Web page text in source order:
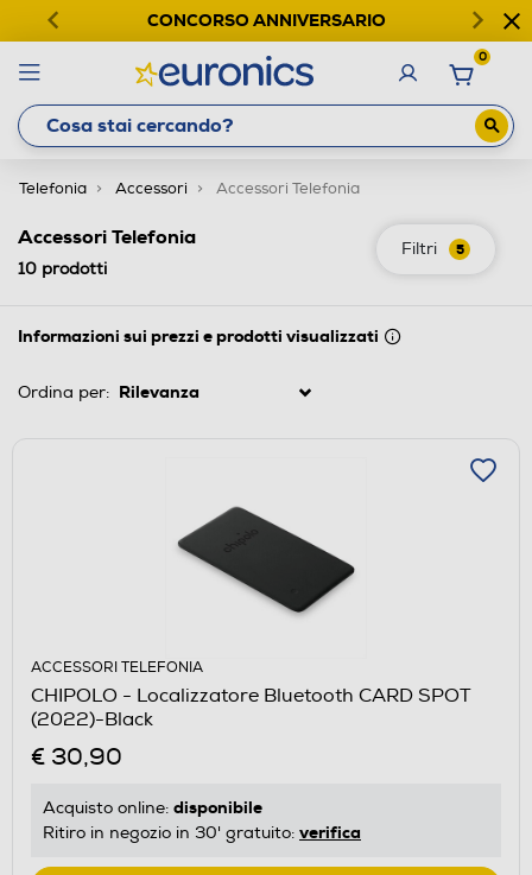
CONCORSO ANNIVERSARIO
0
Telefonia Accessori Accessori Telefonia
Filtri 5
Accessori Telefonia
10 prodotti
Informazioni sui prezzi e prodotti visualizzati
Ordina per:
ACCESSORI TELEFONIA
CHIPOLO - Localizzatore Bluetooth CARD SPOT
(2022)-Black
€ 30,90
Acquisto online: disponibile
Ritiro in negozio in 30' gratuito: verifica